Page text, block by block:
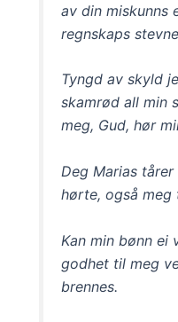
av din miskunns
regnskaps
Tyngd av skyld
skamrød all min
meg, Gud, hør
Deg Marias
hørte, også
Kan min bønn ei
godhet til meg
brennes.